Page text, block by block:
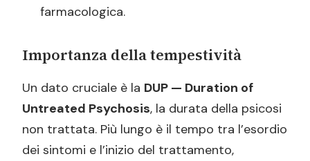
farmacologica.
Importanza della tempestività
Un dato cruciale è la DUP — Duration of
Untreated Psychosis, la durata della psicosi
non trattata. Più lungo è il tempo tra l’esordio
dei sintomi e l’inizio del trattamento,